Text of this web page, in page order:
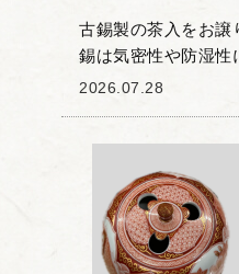
古錫製の茶入をお譲
錫は気密性や防湿性
の風味や香りを保ち
2026.07.28